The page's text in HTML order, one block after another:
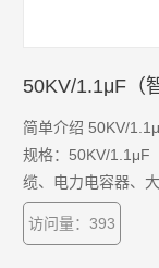
简单介绍 50KV/
规格：50KV/1.1μF
缆、电力电容器、
访问量：393